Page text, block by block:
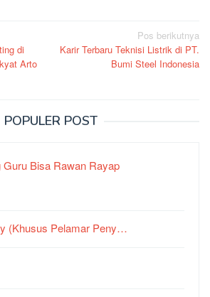
di
Arto
Pos berikutnya
Karir Terbaru Teknisi Listrik di PT.
Bumi Steel Indonesia
POPULER POST
Guru Bisa Rawan Rayap
(Khusus Pelamar Peny…